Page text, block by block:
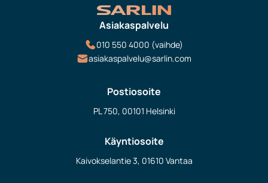
Asiakaspalvelu
010 550 4000 (vaihde)
asiakaspalvelu@sarlin.com
Postiosoite
PL 750, 00101 Helsinki
Käyntiosoite
Kaivokselantie 3, 01610 Vantaa